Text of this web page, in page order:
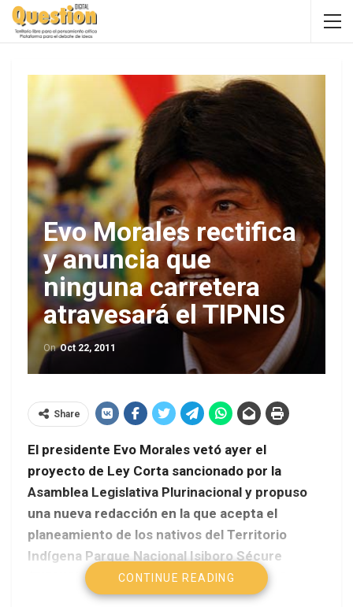
Evo Morales rectifica
y anuncia que
ninguna carretera
atravesará el TIPNIS
OnOct 22, 2011
Share
El presidente Evo Morales vetó ayer el
proyecto de Ley Corta sancionado por la
Asamblea Legislativa Plurinacional y propuso
una nueva redacción en la que acepta el
planeamiento de los nativos del Territorio
Indígena Parque Nacional Isiboro Sécure
(TIPNIS) de que la carretera Villa Tunari-San
Ignacio de Moxos, o cualquier otra, no atraviese
CONTINUE READING